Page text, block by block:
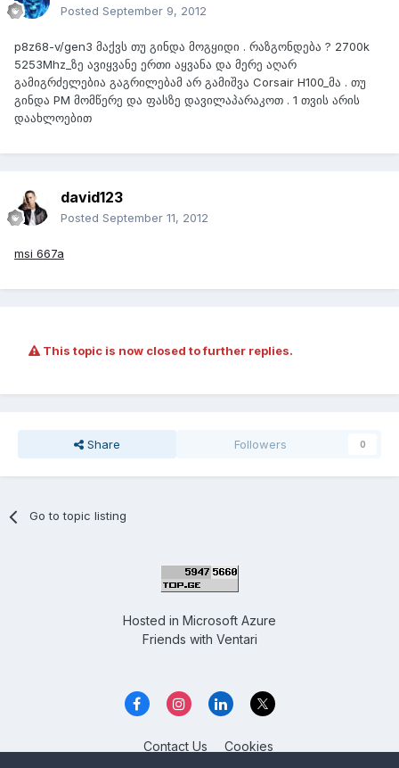
Posted September 9, 2012
p8z68-v/gen3 მაქვს თუ გინდა მოგყიდი . რაზგონდება ? 2700k
5253Mhz_ზე ავიყვანე ერთი აყვანა და მერე აღარ
გამიგრძელებია გაგრილებამ არ გამიშვა Corsair H100_მა . თუ
გინდა PM მომწერე და ფასზე დავილაპარაკოთ . 1 თვის არის
დაახლოებით
david123
Posted September 11, 2012
msi 667a
This topic is now closed to further replies.
Share Followers 0
Go to topic listing
Hosted in Microsoft Azure
Friends with Ventari
Contact Us Cookies